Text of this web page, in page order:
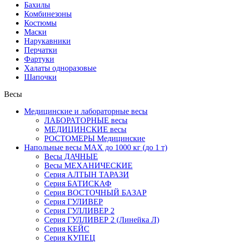
Бахилы
Комбинезоны
Костюмы
Маски
Нарукавники
Перчатки
Фартуки
Халаты одноразовые
Шапочки
Весы
Медицинские и лабораторные весы
ЛАБОРАТОРНЫЕ весы
МЕДИЦИНСКИЕ весы
РОСТОМЕРЫ Медицинские
Напольные весы MAX до 1000 кг (до 1 т)
Весы ДАЧНЫЕ
Весы МЕХАНИЧЕСКИЕ
Серия АЛТЫН ТАРАЗИ
Серия БАТИСКАФ
Серия ВОСТОЧНЫЙ БАЗАР
Серия ГУЛИВЕР
Серия ГУЛЛИВЕР 2
Серия ГУЛЛИВЕР 2 (Линейка Л)
Серия КЕЙС
Серия КУПЕЦ